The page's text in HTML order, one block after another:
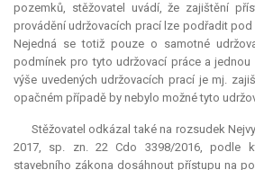
pozemků, stěžovatel uvádí, že zajištění
provádění udržovacích prací lze podřadit
Nejedná se totiž pouze o samotné
podmínek pro tyto udržovací práce a
výše uvedených udržovacích prací je mj.
opačném případě by nebylo možné tyto
Stěžovatel odkázal také na rozsudek
2017, sp. zn. 22 Cdo 3398/2016, podle
stavebního zákona dosáhnout přístupu na